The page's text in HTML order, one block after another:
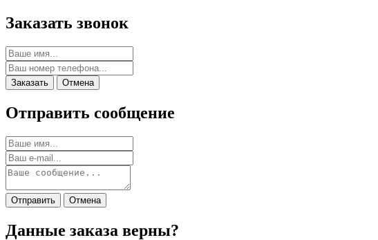
Заказать звонок
Заказать Отмена
Отправить сообщение
Отправить Отмена
Данные заказа верны?